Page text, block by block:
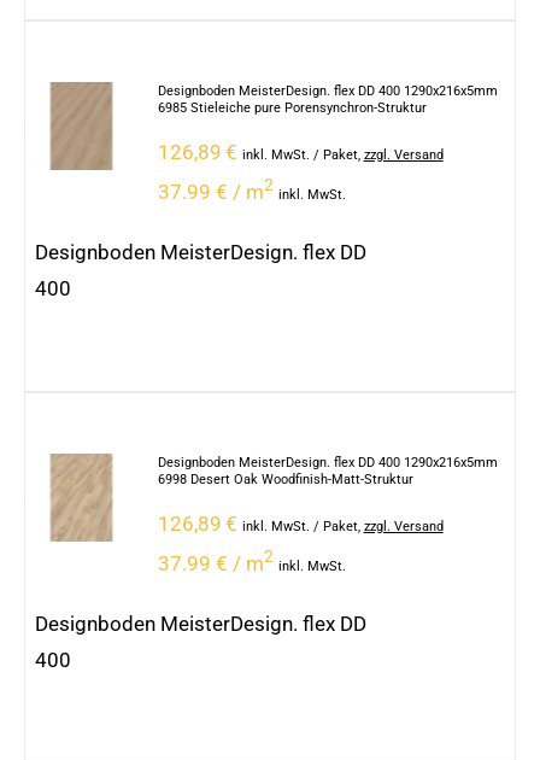
Designboden MeisterDesign. flex DD 400 1290x216x5mm
6985 Stieleiche pure Porensynchron-Struktur
126,89 € inkl. MwSt. / Paket, zzgl. Versand
37.99 € / m2
inkl. MwSt.
Designboden MeisterDesign. flex DD
400
Designboden MeisterDesign. flex DD 400 1290x216x5mm
6998 Desert Oak Woodfinish-Matt-Struktur
126,89 € inkl. MwSt. / Paket, zzgl. Versand
37.99 € / m2
inkl. MwSt.
Designboden MeisterDesign. flex DD
400